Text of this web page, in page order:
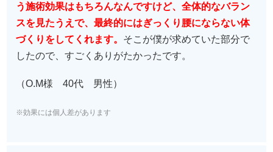
う施術効果はもちろんなんですけど、全体的なバラン
スを見たうえで、最終的にはぎっくり腰にならない体
づくりをしてくれます。 そこが僕が求めていた部分で
したので、すごくありがたかったです。
（O.M様 40代 男性）
※効果には個人差があります